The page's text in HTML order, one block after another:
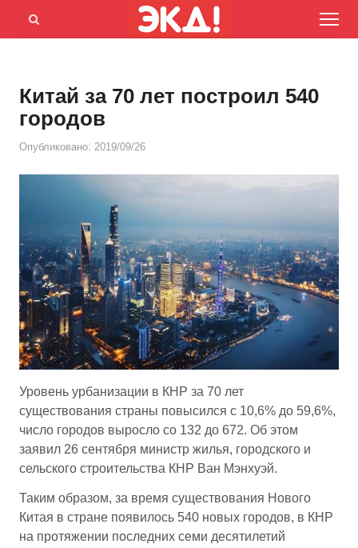
Menu
Открыть
Китай за 70 лет построил 540
городов
Опубликовано: 2019/09/26
Уровень урбанизации в КНР за 70 лет
существования страны повысился с 10,6% до 59,6%,
число городов выросло со 132 до 672. Об этом
заявил 26 сентября министр жилья, городского и
сельского строительства КНР Ван Мэнхуэй.
Таким образом, за время существования Нового
Китая в стране появилось 540 новых городов, в КНР
на протяжении последних семи десятилетий